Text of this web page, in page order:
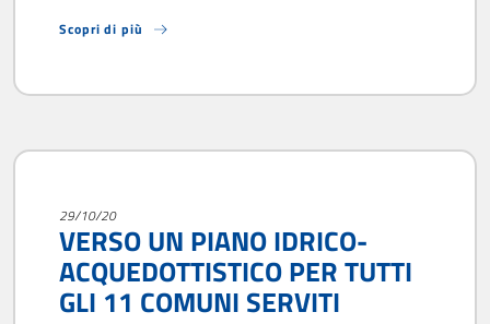
Scopri di più
29/10/20
VERSO UN PIANO IDRICO-
ACQUEDOTTISTICO PER TUTTI
GLI 11 COMUNI SERVITI